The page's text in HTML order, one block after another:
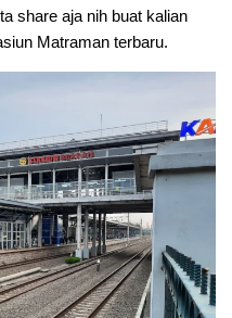
share aja nih buat kalian
Matraman terbaru.